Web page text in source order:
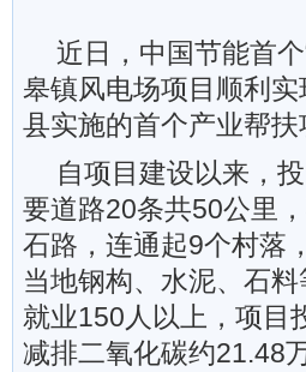
近日，中国节能首
皋镇风电场项目顺利
县实施的首个产业帮
自项目建设以来，
要道路20条共50公里
石路，连通起9个村落
当地钢构、水泥、石
就业150人以上，项目
减排二氧化碳约21.48